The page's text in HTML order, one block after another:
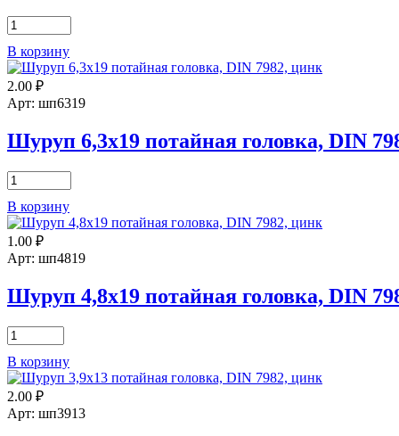
Количество
товара
Шуруп
3,9х22
потайная
головка,
7982,
цинк
В корзину
2.00 ₽
Арт: шп6319
Шуруп 6,3х19 потайная головка, DIN
Количество
товара
Шуруп
6,3х19
потайная
головка,
7982,
цинк
В корзину
1.00 ₽
Арт: шп4819
Шуруп 4,8х19 потайная головка, DIN
Количество
товара
Шуруп
4,8х19
потайная
головка,
В корзину
2.00 ₽
Арт: шп3913